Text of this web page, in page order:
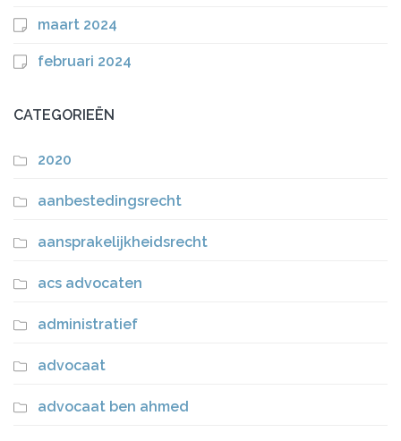
maart 2024
februari 2024
CATEGORIEËN
2020
aanbestedingsrecht
aansprakelijkheidsrecht
acs advocaten
administratief
advocaat
advocaat ben ahmed